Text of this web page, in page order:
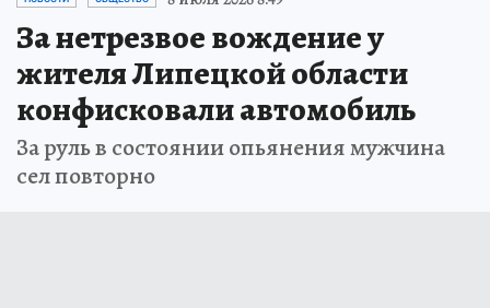
За нетрезвое вождение у
жителя Липецкой области
конфисковали автомобиль
За руль в состоянии опьянения мужчина
сел повторно